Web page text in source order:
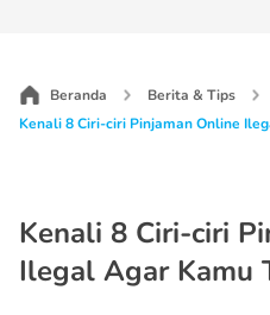
Beranda
Berita & Tips
Kenali 8 Ciri-ciri Pinjaman Online
Kenali 8 Ciri-ciri
Ilegal Agar Kamu